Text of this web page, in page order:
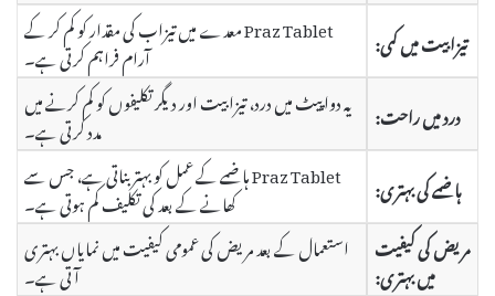
تیزابیت میں کمی:
Praz Tablet معدے میں تیزاب کی مقدار کو کم کر کے
آرام فراہم کرتی ہے۔
درد میں راحت: یہ دوا پیٹ میں درد، تیزابیت اور دیگر تکلیفوں کو کم کرنے میں
مدد کرتی ہے۔
ہاضمے کی بہتری:
Praz Tablet ہاضمے کے عمل کو بہتر بناتی ہے، جس سے
کھانے کے بعد کی تکلیف کم ہوتی ہے۔
مریض کی کیفیت
میں بہتری:
استعمال کے بعد مریض کی عمومی کیفیت میں نمایاں بہتری
آتی ہے۔